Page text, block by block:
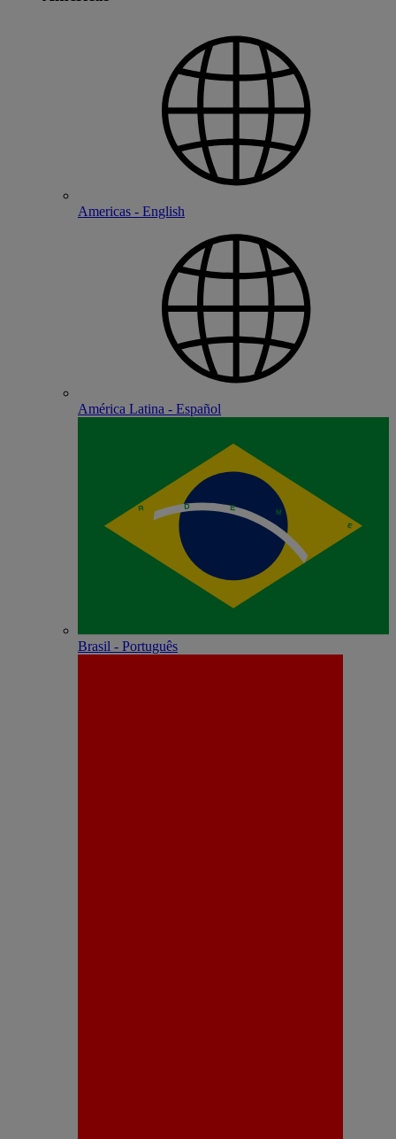
Americas - English
América Latina - Español
Brasil - Português